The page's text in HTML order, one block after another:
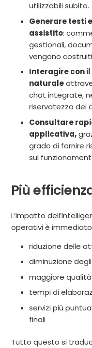
utilizzabili subito.
Generare testi
assistito:
gestionali,
vengono
Interagire con
naturale
chat integrate,
riservatezza dei
Consultare
applicativa,
grado di fornire
sul
Più
L’impatto
operativi è
riduzione delle
diminuzione
maggiore
tempi di
servizi più
finali
Tutto questo si